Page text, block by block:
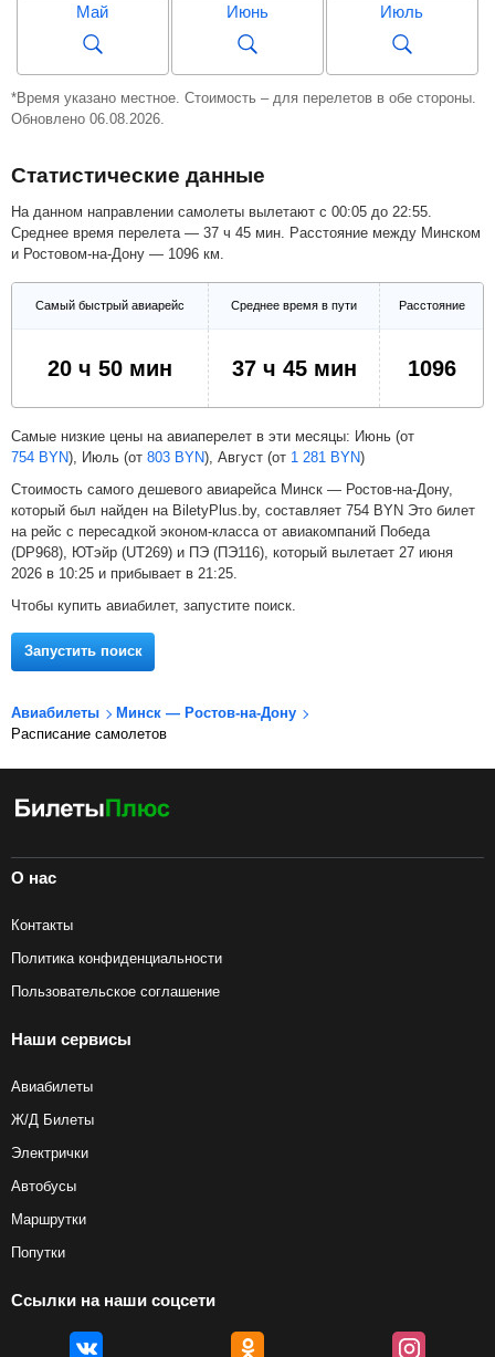
Май Июнь Июль
Август Сентябрь Октябрь
Ноябрь Декабрь
Февраль
*Время указано местное. Стоимость – для перелетов в обе стороны.
Обновлено 06.08.2026.
Статистические данные
На данном направлении самолеты вылетают с 00:05 до 22:55.
Среднее время перелета — 37 ч 45 мин. Расстояние между Минском
и Ростовом-на-Дону — 1096 км.
Самый быстрый авиарейс Среднее время в пути Расстояние
20 ч 50 мин 37 ч 45 мин 1096
Самые низкие цены на авиаперелет в эти месяцы: Июнь (от
754 BYN), Июль (от 803 BYN), Август (от 1 281 BYN)
Стоимость самого дешевого авиарейса Минск — Ростов-на-Дону,
который был найден на BiletyPlus.by, составляет 754 BYN Это билет
на рейс с пересадкой эконом-класса от авиакомпаний Победа
(DP968), ЮТэйр (UT269) и ПЭ (ПЭ116), который вылетает 27 июня
2026 в 10:25 и прибывает в 21:25.
Чтобы купить авиабилет, запустите поиск.
Запустить поиск
Авиабилеты
Минск — Ростов-на-Дону
Расписание самолетов
О нас
Контакты
Политика конфиденциальности
Пользовательское соглашение
Наши сервисы
Авиабилеты
Ж/Д Билеты
Электрички
Автобусы
Маршрутки
Попутки
Ссылки на наши соцсети